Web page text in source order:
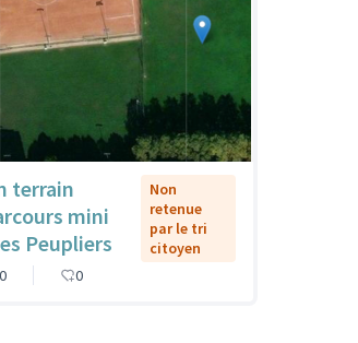
terrain
mini
Peupliers
Non
retenue
par le tri
citoyen
0 0